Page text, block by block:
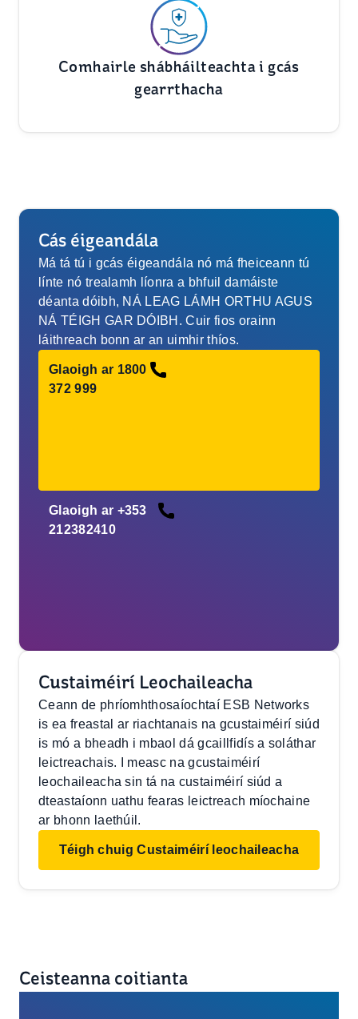
Comhairle shábháilteachta i gcás
gearrthacha
Cás éigeandála
Má tá tú i gcás éigeandála nó má fheiceann tú
línte nó trealamh líonra a bhfuil damáiste
déanta dóibh, NÁ LEAG LÁMH ORTHU AGUS
NÁ TÉIGH GAR DÓIBH. Cuir fios orainn
láithreach bonn ar an uimhir thíos.
Glaoigh ar 1800
372 999
Glaoigh ar +353
212382410
Custaiméirí Leochaileacha
Ceann de phríomhthosaíochtaí ESB Networks
is ea freastal ar riachtanais na gcustaiméirí siúd
is mó a bheadh i mbaol dá gcaillfidís a soláthar
leictreachais. I measc na gcustaiméirí
leochaileacha sin tá na custaiméirí siúd a
dteastaíonn uathu fearas leictreach míochaine
ar bhonn laethúil.
Téigh chuig Custaiméirí leochaileacha
Ceisteanna coitianta